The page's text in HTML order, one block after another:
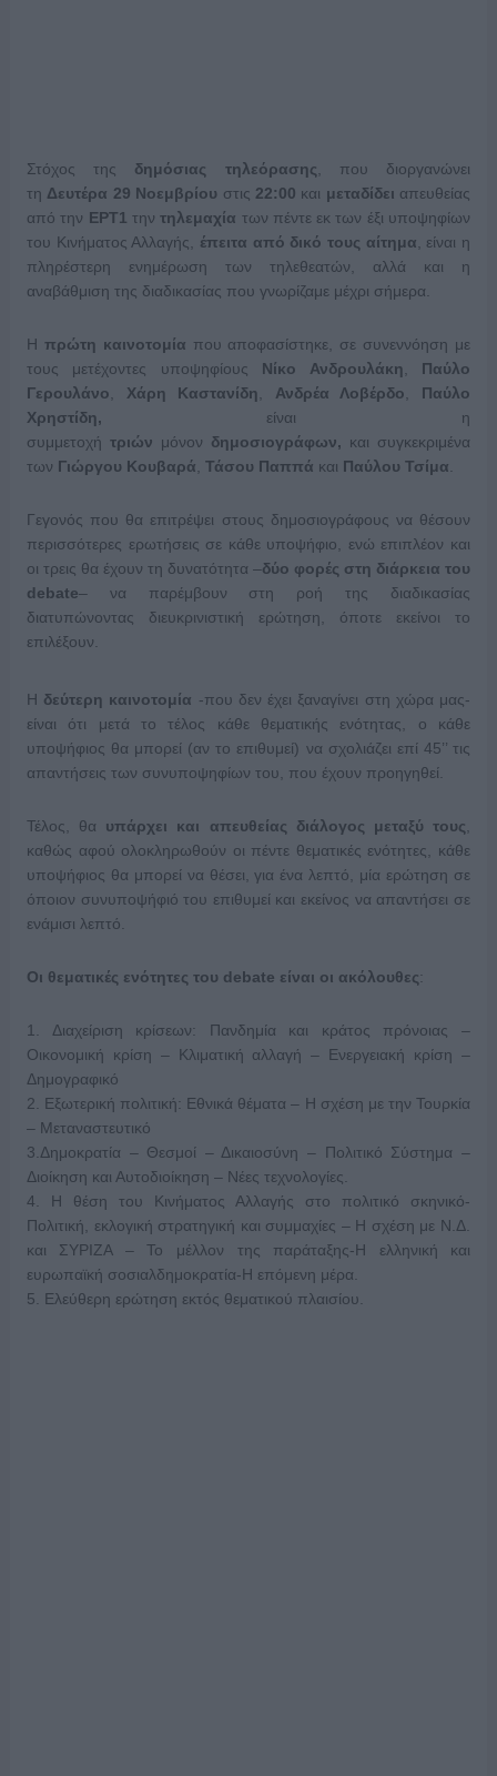
Στόχος της δημόσιας τηλεόρασης , που διοργανώνει
τη Δευτέρα 29 Νοεμβρίου στις 22:00 και μεταδίδει απευθείας
από την ΕΡΤ1 τηντηλεμαχία των πέντε εκ των έξι υποψηφίων
του Κινήματος Αλλαγής, έπειτα από δικό τους αίτημα , είναι η
πληρέστερη ενημέρωση των τηλεθεατών, αλλά και η
αναβάθμιση της διαδικασίας που γνωρίζαμε μέχρι σήμερα.
Η πρώτη καινοτομία που αποφασίστηκε, σε συνεννόηση με
τους μετέχοντες υποψηφίους Νίκο Ανδρουλάκη
Παύλο
Γερουλάνο
Χάρη Καστανίδη Ανδρέα Λοβέρδο
Παύλο
Χρηστίδη, είναι η
συμμετοχή τριών μόνον δημοσιογράφων, και συγκεκριμένα
των Γιώργου Κουβαρά Τάσου Παππά και Παύλου Τσίμα
Γεγονός που θα επιτρέψει στους δημοσιογράφους να θέσουν
περισσότερες ερωτήσεις σε κάθε υποψήφιο, ενώ επιπλέον και
οι τρεις θα έχουν τη δυνατότητα –δύο φορές στη διάρκεια του
debate– να παρέμβουν στη ροή της διαδικασίας
διατυπώνοντας διευκρινιστική ερώτηση, όποτε εκείνοι το
επιλέξουν.
Η δεύτερη καινοτομία -που δεν έχει ξαναγίνει στη χώρα μας-
είναι ότι μετά το τέλος κάθε θεματικής ενότητας, ο κάθε
υποψήφιος θα μπορεί (αν το επιθυμεί) να σχολιάζει επί 45’’ τις
απαντήσεις των συνυποψηφίων του, που έχουν προηγηθεί.
Τέλος, θα υπάρχει και απευθείας διάλογος μεταξύ τους
καθώς αφού ολοκληρωθούν οι πέντε θεματικές ενότητες, κάθε
υποψήφιος θα μπορεί να θέσει, για ένα λεπτό, μία ερώτηση σε
όποιον συνυποψήφιό του επιθυμεί και εκείνος να απαντήσει σε
ενάμισι λεπτό.
Οι θεματικές ενότητες του debate είναι οι ακόλουθες:
1. Διαχείριση κρίσεων: Πανδημία και κράτος πρόνοιας –
Οικονομική κρίση – Κλιματική αλλαγή – Ενεργειακή κρίση –
Δημογραφικό
2. Εξωτερική πολιτική: Εθνικά θέματα – Η σχέση με την Τουρκία
– Μεταναστευτικό
3.Δημοκρατία – Θεσμοί – Δικαιοσύνη – Πολιτικό Σύστημα –
Διοίκηση και Αυτοδιοίκηση – Νέες τεχνολογίες.
4. Η θέση του Κινήματος Αλλαγής στο πολιτικό σκηνικό-
Πολιτική, εκλογική στρατηγική και συμμαχίες – Η σχέση με Ν.Δ.
και ΣΥΡΙΖΑ – Το μέλλον της παράταξης-Η ελληνική και
ευρωπαϊκή σοσιαλδημοκρατία-Η επόμενη μέρα.
5. Ελεύθερη ερώτηση εκτός θεματικού πλαισίου.